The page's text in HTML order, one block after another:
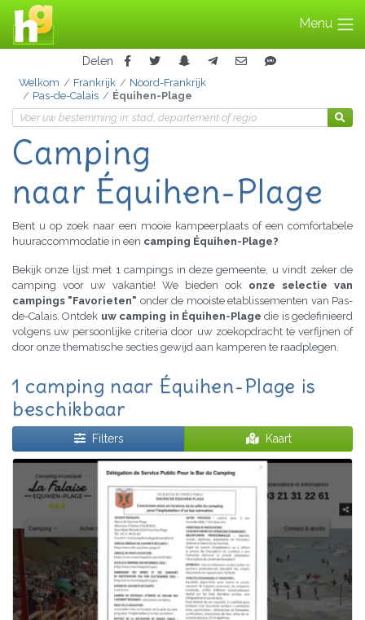
Menu
Delen
Welkom Frankrijk
Noord-Frankrijk
Pas-de-Calais
Équihen-Plage
Camping
naar Équihen-Plage
Bent u op zoek naar een mooie kampeerplaats of een comfortabele
huuraccommodatie in een camping Équihen-Plage?
Bekijk onze lijst met 1 campings in deze gemeente, u vindt zeker de
camping voor uw vakantie! We bieden ook onze selectie van
campings "Favorieten" onder de mooiste etablissementen van Pas-
de-Calais. Ontdek uw camping in Équihen-Plage die is gedefinieerd
volgens uw persoonlijke criteria door uw zoekopdracht te verfijnen of
door onze thematische secties gewijd aan kamperen te raadplegen.
1 camping naar Équihen-Plage is
beschikbaar
Filters Kaart